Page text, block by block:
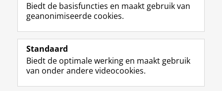
Volg de RUG
F
a
e
b
L
i
k
e
R
S
-
f
I
n
t
Y
o
T
Studiekiezers
Biedt de basisfuncties en maakt gebruik van
geanonimiseerde cookies.
Standaard
Biedt de optimale werking en maakt gebruik
van onder andere videocookies.